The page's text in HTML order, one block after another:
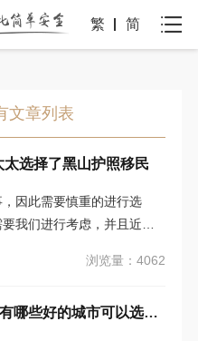
繁 简
文章列表
选择了黑山护照移民
因此需要慎重的进行选
我们进行考虑，并且近几
民的时候都会选择黑山护
来为大家进行案例分析。
浏览量：4062
黑山护照移民怎么样？黑山有哪些好的城市可以选择？